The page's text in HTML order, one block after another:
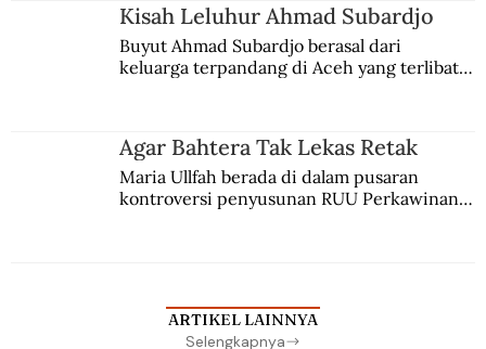
Kisah Leluhur Ahmad Subardjo
Buyut Ahmad Subardjo berasal dari
keluarga terpandang di Aceh yang terlibat
Agar Bahtera Tak Lekas Retak
Maria Ullfah berada di dalam pusaran
kontroversi penyusunan RUU Perkawinan.
ARTIKEL LAINNYA
Selengkapnya